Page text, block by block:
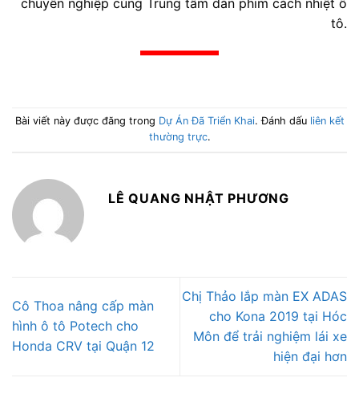
tô.
Bài viết này được đăng trong Dự Án Đã Triển Khai. Đánh dấu liên kết
thường trực.
LÊ QUANG NHẬT PHƯƠNG
Cô Thoa nâng cấp màn
hình ô tô Potech cho
Honda CRV tại Quận 12
Chị Thảo lắp màn EX ADAS
cho Kona 2019 tại Hóc
Môn để trải nghiệm lái xe
hiện đại hơn